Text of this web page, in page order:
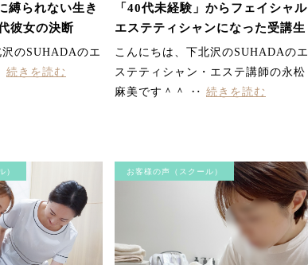
縛られない生き
彼女の決断
のSUHADAのエ
続きを読む
「40代未経験」からフェイシャル
エステティシャンになった受講生
が、年齢を武器に変えた理由
こんにちは、下北沢のSUHADAのエ
ステティシャン・エステ講師の永松
麻美です＾＾ ‥ 続きを読む
） お客様の声（スクール）